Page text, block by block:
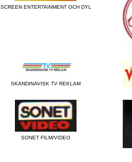
SCREEN ENTERTAINMENT OCH DYL
SKANDINAVISK TV REKLAM
SONET FILM/VIDEO